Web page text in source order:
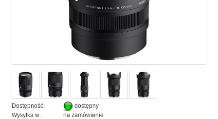
Dostępność:
dostępny
Wysyłka w:
na zamówienie